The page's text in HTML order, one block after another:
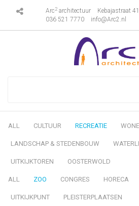
Arc 2architectuur
Kebajastraat
036 521 7770
info@Arc2.nl
ALL CULTUUR RECREATIE
LANDSCHAP & STEDENBOUW
UITKIJKTOREN OOSTERWOLD
ALL ZOO CONGRES HORECA
UITKIJKPUNT PLEISTERPLAATSEN